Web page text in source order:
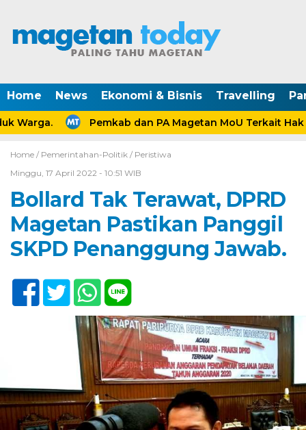
Home News Ekonomi & Bisnis Travelling
Warga. Pemkab dan PA Magetan MoU Terkait Hak
Home / Pemerintahan-Politik / Peristiwa
Minggu, 17 April 2022 - 10:51 WIB
Bollard Tak Terawat, DPRD
Magetan Pastikan Panggil
SKPD Penanggung Jawab.